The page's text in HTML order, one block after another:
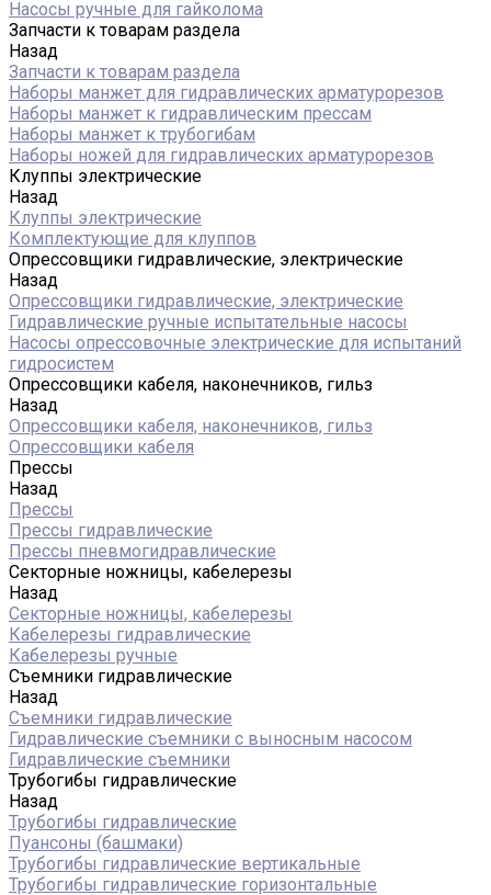
Насосы ручные для гайколома
Запчасти к товарам раздела
Назад
Запчасти к товарам раздела
Наборы манжет для гидравлических арматурорезов
Наборы манжет к гидравлическим прессам
Наборы манжет к трубогибам
Наборы ножей для гидравлических арматурорезов
Клуппы электрические
Назад
Клуппы электрические
Комплектующие для клуппов
Опрессовщики гидравлические, электрические
Назад
Опрессовщики гидравлические, электрические
Гидравлические ручные испытательные насосы
Насосы опрессовочные электрические для испытаний
гидросистем
Опрессовщики кабеля, наконечников, гильз
Назад
Опрессовщики кабеля, наконечников, гильз
Опрессовщики кабеля
Прессы
Назад
Прессы
Прессы гидравлические
Прессы пневмогидравлические
Секторные ножницы, кабелерезы
Назад
Секторные ножницы, кабелерезы
Кабелерезы гидравлические
Кабелерезы ручные
Съемники гидравлические
Назад
Съемники гидравлические
Гидравлические cъемники с выносным насосом
Гидравлические съемники
Трубогибы гидравлические
Назад
Трубогибы гидравлические
Пуансоны (башмаки)
Трубогибы гидравлические вертикальные
Трубогибы гидравлические горизонтальные